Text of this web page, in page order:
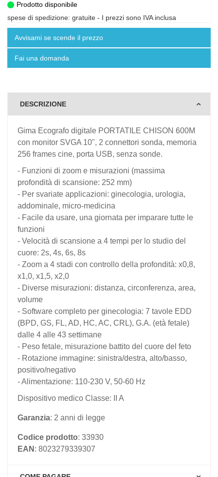
Prodotto disponibile
spese di spedizione: gratuite - I prezzi sono IVA inclusa
Avvisami se scende il prezzo
Fai una domanda
DESCRIZIONE
Gima Ecografo digitale PORTATILE CHISON 600M
con monitor SVGA 10", 2 connettori sonda, memoria
256 frames cine, porta USB, senza sonde.
- Funzioni di zoom e misurazioni (massima
profondità di scansione: 252 mm)
- Per svariate applicazioni: ginecologia, urologia,
addominale, micro-medicina
- Facile da usare, una giornata per imparare tutte le
funzioni
- Velocità di scansione a 4 tempi per lo studio del
cuore: 2s, 4s, 6s, 8s
- Zoom a 4 stadi con controllo della profondità: x0,8,
x1,0, x1,5, x2,0
- Diverse misurazioni: distanza, circonferenza, area,
volume
- Software completo per ginecologia: 7 tavole EDD
(BPD, GS, FL, AD, HC, AC, CRL), G.A. (età fetale)
dalle 4 alle 43 settimane
- Peso fetale, misurazione battito del cuore del feto
- Rotazione immagine: sinistra/destra, alto/basso,
positivo/negativo
- Alimentazione: 110-230 V, 50-60 Hz
Dispositivo medico Classe: II A
Garanzia: 2 anni di legge
Codice prodotto: 33930
EAN : 8023279339307